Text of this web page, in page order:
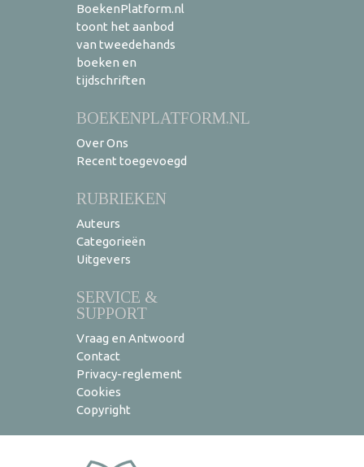
BoekenPlatform.nl
toont het aanbod
van tweedehands
boeken en
tijdschriften
BOEKENPLATFORM.NL
Over Ons
Recent toegevoegd
RUBRIEKEN
Auteurs
Categorieën
Uitgevers
SERVICE &
SUPPORT
Vraag en Antwoord
Contact
Privacy-reglement
Cookies
Copyright